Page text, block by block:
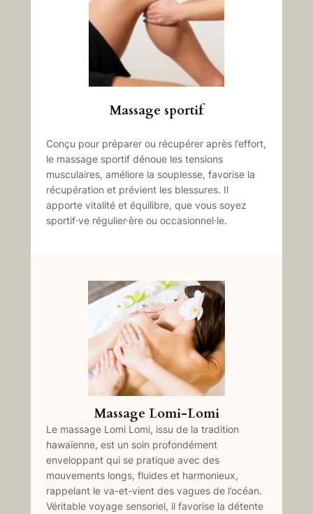
Massage sportif
Conçu pour préparer ou récupérer après l’effort,
le massage sportif dénoue les tensions
musculaires, améliore la souplesse, favorise la
récupération et prévient les blessures. Il
apporte vitalité et équilibre, que vous soyez
sportif·ve régulier·ère ou occasionnel·le.
Massage Lomi-Lomi
Le massage Lomi Lomi, issu de la tradition
hawaïenne, est un soin profondément
enveloppant qui se pratique avec des
mouvements longs, fluides et harmonieux,
rappelant le va-et-vient des vagues de l’océan.
Véritable voyage sensoriel, il favorise la détente